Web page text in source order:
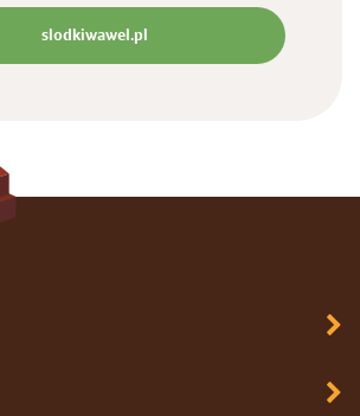
slodkiwawel.pl